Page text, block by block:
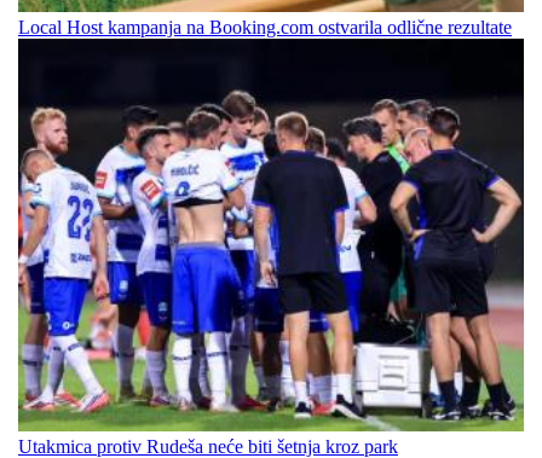
Local Host kampanja na Booking.com ostvarila odlične rezultate
Utakmica protiv Rudeša neće biti šetnja kroz park